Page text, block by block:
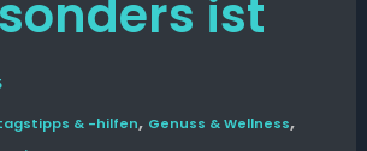
ist
& -hilfen, Genuss & Wellness,